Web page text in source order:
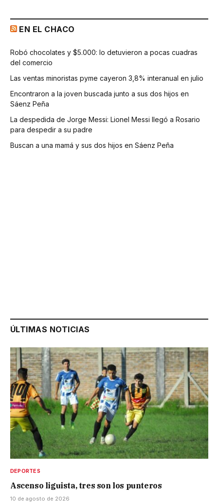
EN EL CHACO
Robó chocolates y $5.000: lo detuvieron a pocas cuadras
del comercio
Las ventas minoristas pyme cayeron 3,8% interanual en julio
Encontraron a la joven buscada junto a sus dos hijos en
Sáenz Peña
La despedida de Jorge Messi: Lionel Messi llegó a Rosario
para despedir a su padre
Buscan a una mamá y sus dos hijos en Sáenz Peña
ÚLTIMAS NOTICIAS
DEPORTES
Ascenso liguista, tres son los punteros
10 de agosto de 2026